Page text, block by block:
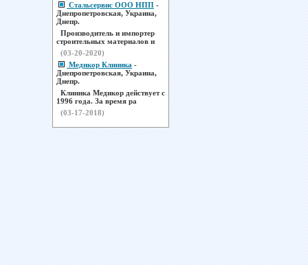
Стальсервис ООО НПП -
Днепропетровская, Украина,
Днепр.
Производитель и импортер
строительных материалов и
(03-20-2020)
Медикор Клиника -
Днепропетровская, Украина,
Днепр.
Клиника Медикор действует с
1996 года. За время ра
(03-17-2018)